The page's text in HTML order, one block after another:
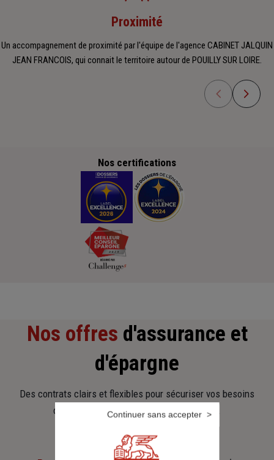
Proximité
Un accompagnement de proximité par l'équipe de l'agence CABINET JALQUIN
JEAN FRANCOIS, qui connait le territoire autour de POUILLY SUR LOIRE.
Nos certifications
Nos offres d'assurance et
d'épargne
Des contrats clairs et flexibles pour sécuriser vos besoins
d’aujourd’hui et anticiper ceux de demain.
Continuer sans accepter